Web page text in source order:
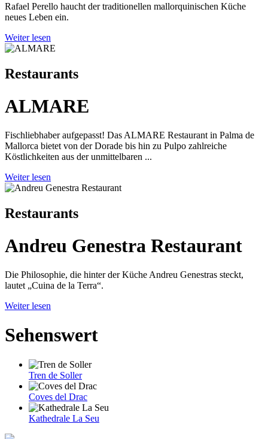
Rafael Perello haucht der traditionellen mallorquinischen Küche
neues Leben ein.
Weiter lesen
Restaurants
ALMARE
Fischliebhaber aufgepasst! Das ALMARE Restaurant in Palma de
Mallorca bietet von der Dorade bis hin zu Pulpo zahlreiche
Köstlichkeiten aus der unmittelbaren ...
Weiter lesen
Restaurants
Andreu Genestra Restaurant
Die Philosophie, die hinter der Küche Andreu Genestras steckt,
lautet „Cuina de la Terra“.
Weiter lesen
Sehenswert
Tren de Soller
Coves del Drac
Kathedrale La Seu